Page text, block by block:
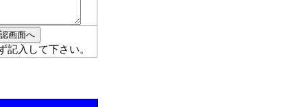
記入して下さい。